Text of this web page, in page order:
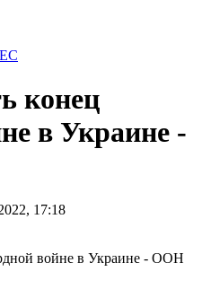
конец
в Украине -
17:18